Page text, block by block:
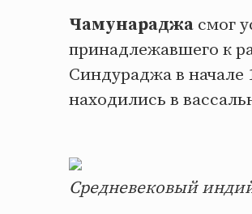
Чамунараджа смог
принадлежавшего к
Синдураджа в начале
находились в
Средневековый